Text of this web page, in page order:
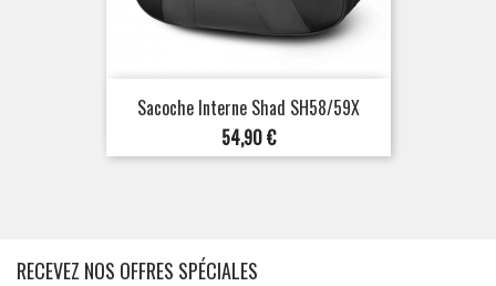
Sacoche Interne Shad SH58/59X
Prix
54,90 €
RECEVEZ NOS OFFRES SPÉCIALES